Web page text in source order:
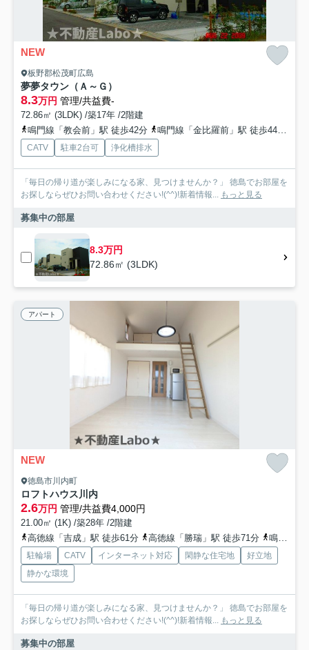
NEW
板野郡松茂町広島
夢夢タウン（Ａ～Ｇ）
8.3万円 管理/共益費-
72.86㎡ (3LDK) /築17年 /2階建
鳴門線「教会前」駅 徒歩42分
鳴門線「金比羅前」駅 徒歩44分
CATV 駐車2台可 浄化槽排水
「毎日の帰り道が楽しみになる家、見つけませんか？」 徳島でお部屋を
お探しならぜひお問い合わせください!(^^)!新着情報... もっと見る
募集中の部屋
8.3万円
72.86㎡ (3LDK)
アパート
NEW
徳島市川内町
ロフトハウス川内
2.6万円 管理/共益費4,000円
21.00㎡ (1K) /築28年 /2階建
高徳線「吉成」駅 徒歩61分
高徳線「勝瑞」駅 徒歩71分 鳴門線「立道」駅 徒歩74分
駐輪場 CATV インターネット対応 閑静な住宅地
好立地
静かな環境
「毎日の帰り道が楽しみになる家、見つけませんか？」 徳島でお部屋を
お探しならぜひお問い合わせください!(^^)!新着情報... もっと見る
募集中の部屋